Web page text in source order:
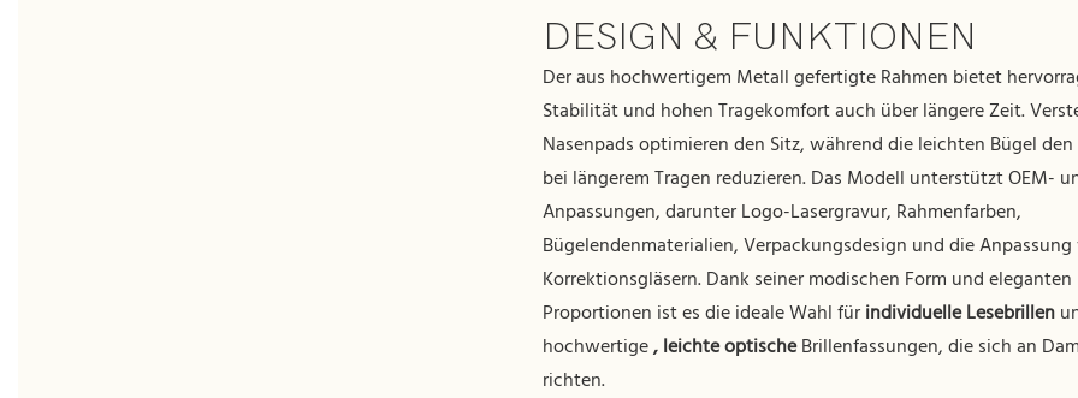
DESIGN & FUNKTIONEN
Der aus hochwertigem Metall gefertigte Rahmen bietet
Stabilität und hohen Tragekomfort auch über längere Zeit.
Nasenpads optimieren den Sitz, während die leichten Bügel
bei längerem Tragen reduzieren. Das Modell unterstützt OEM-
Anpassungen, darunter Logo-Lasergravur, Rahmenfarben,
Bügelendenmaterialien, Verpackungsdesign und die
Korrektionsgläsern. Dank seiner modischen Form und eleganten
Proportionen ist es die ideale Wahl fürindividuelle Lesebrillen
hochwertige, leichte optischeBrillenfassungen, die sich an
richten.